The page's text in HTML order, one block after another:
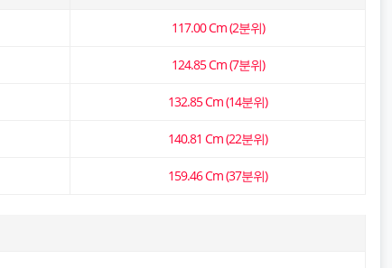
117.00 Cm (2분위)
124.85 Cm (7분위)
132.85 Cm (14분위)
140.81 Cm (22분위)
159.46 Cm (37분위)